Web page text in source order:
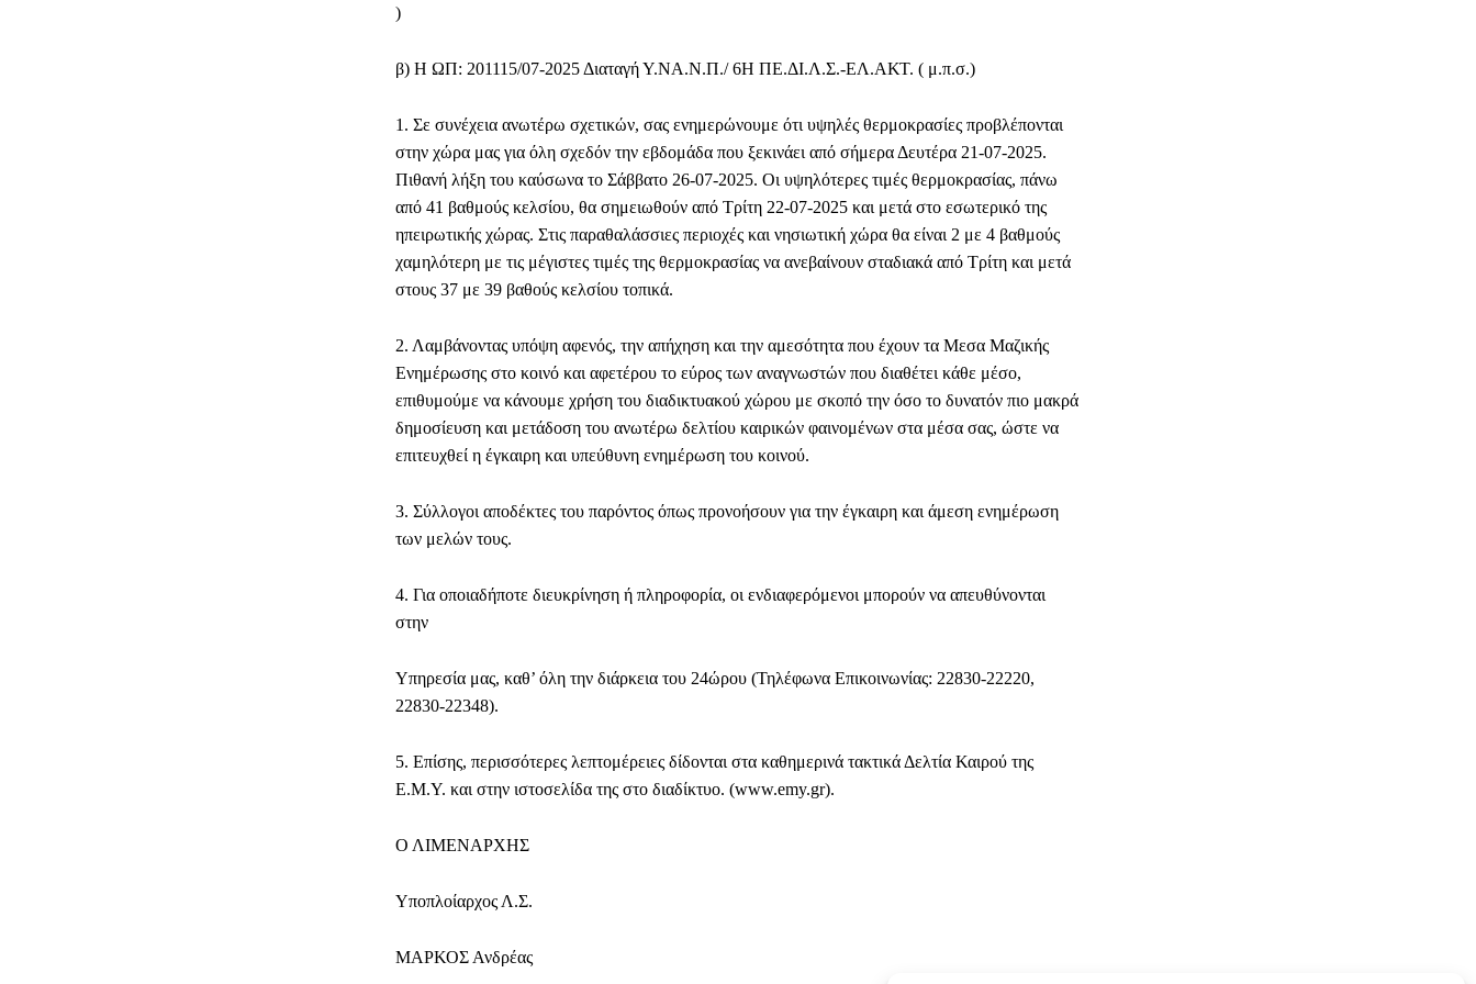
)
β) Η ΩΠ: 201115/07-2025 Διαταγή Υ.ΝΑ.Ν.Π./ 6Η ΠΕ.ΔΙ.Λ.Σ.-ΕΛ.ΑΚΤ. ( μ.π.σ.)
1. Σε συνέχεια ανωτέρω σχετικών, σας ενημερώνουμε ότι υψηλές θερμοκρασίες προβλέπονται
στην χώρα μας για όλη σχεδόν την εβδομάδα που ξεκινάει από σήμερα Δευτέρα 21-07-2025.
Πιθανή λήξη του καύσωνα το Σάββατο 26-07-2025. Οι υψηλότερες τιμές θερμοκρασίας, πάνω
από 41 βαθμούς κελσίου, θα σημειωθούν από Τρίτη 22-07-2025 και μετά στο εσωτερικό της
ηπειρωτικής χώρας. Στις παραθαλάσσιες περιοχές και νησιωτική χώρα θα είναι 2 με 4 βαθμούς
χαμηλότερη με τις μέγιστες τιμές της θερμοκρασίας να ανεβαίνουν σταδιακά από Τρίτη και μετά
στους 37 με 39 βαθούς κελσίου τοπικά.
2. Λαμβάνοντας υπόψη αφενός, την απήχηση και την αμεσότητα που έχουν τα Μεσα Μαζικής
Ενημέρωσης στο κοινό και αφετέρου το εύρος των αναγνωστών που διαθέτει κάθε μέσο,
επιθυμούμε να κάνουμε χρήση του διαδικτυακού χώρου με σκοπό την όσο το δυνατόν πιο μακρά
δημοσίευση και μετάδοση του ανωτέρω δελτίου καιρικών φαινομένων στα μέσα σας, ώστε να
επιτευχθεί η έγκαιρη και υπεύθυνη ενημέρωση του κοινού.
3. Σύλλογοι αποδέκτες του παρόντος όπως προνοήσουν για την έγκαιρη και άμεση ενημέρωση
των μελών τους.
4. Για οποιαδήποτε διευκρίνηση ή πληροφορία, οι ενδιαφερόμενοι μπορούν να απευθύνονται
στην
Υπηρεσία μας, καθ’ όλη την διάρκεια του 24ώρου (Τηλέφωνα Επικοινωνίας: 22830-22220,
22830-22348).
5. Επίσης, περισσότερες λεπτομέρειες δίδονται στα καθημερινά τακτικά Δελτία Καιρού της
Ε.Μ.Υ. και στην ιστοσελίδα της στο διαδίκτυο. (www.emy.gr).
Ο ΛΙΜΕΝΑΡΧΗΣ
Υποπλοίαρχος Λ.Σ.
ΜΑΡΚΟΣ Ανδρέας